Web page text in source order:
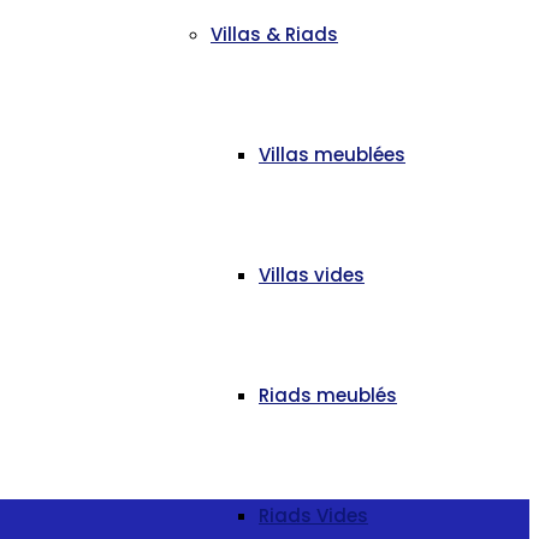
Villas & Riads
Villas meublées
Villas vides
Riads meublés
Riads Vides